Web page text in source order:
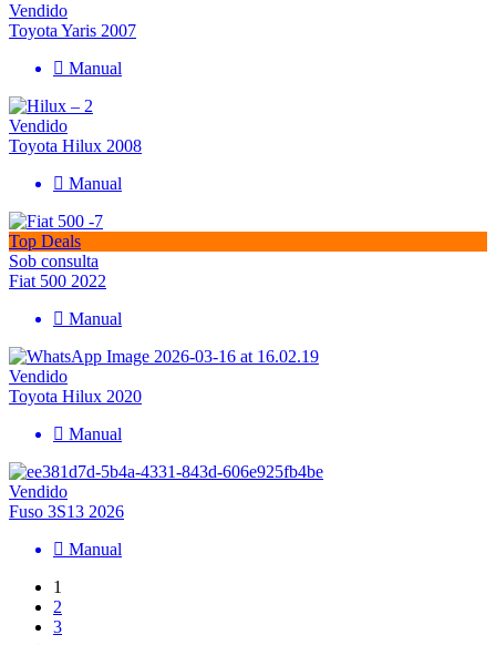
Vendido
Toyota Yaris 2007
Manual
Vendido
Toyota Hilux 2008
Manual
Top Deals
Sob consulta
Fiat 500 2022
Manual
Vendido
Toyota Hilux 2020
Manual
Vendido
Fuso 3S13 2026
Manual
1
2
3